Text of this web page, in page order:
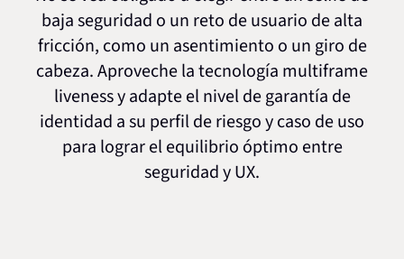
baja seguridad o un reto de usuario de alta
fricción, como un asentimiento o un giro de
cabeza. Aproveche la tecnología multiframe
liveness y adapte el nivel de garantía de
identidad a su perfil de riesgo y caso de uso
para lograr el equilibrio óptimo entre
seguridad y UX.